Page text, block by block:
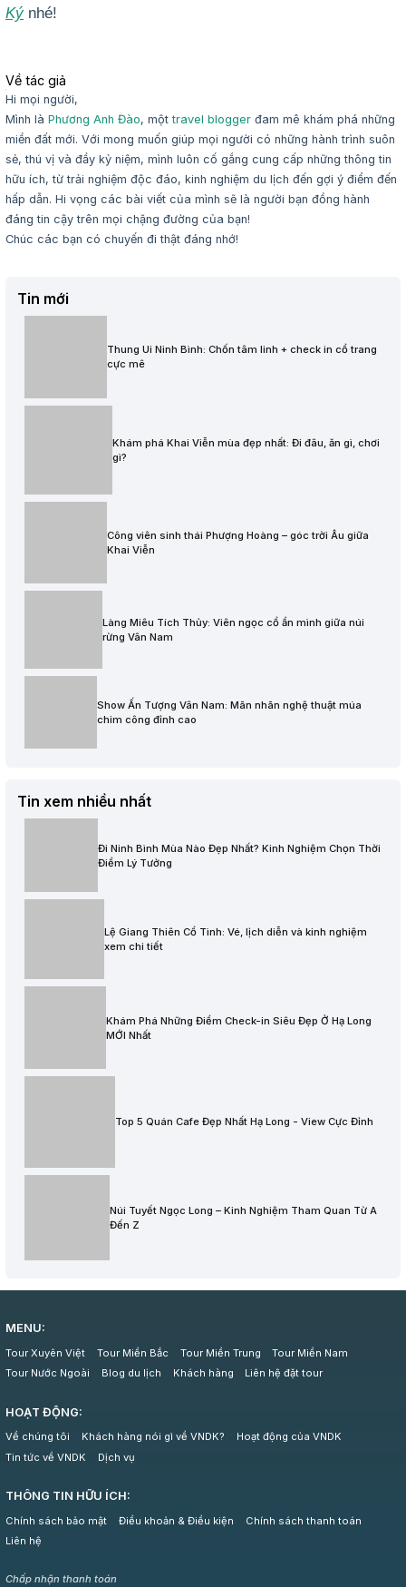
Kýnhé!
Về tác giả
Hi mọi người,
Mình là Phương Anh Đào, một travel blogger đam mê khám phá những
miền đất mới. Với mong muốn giúp mọi người có những hành trình suôn
sẻ, thú vị và đầy kỷ niệm, mình luôn cố gắng cung cấp những thông tin
hữu ích, từ trải nghiệm độc đáo, kinh nghiệm du lịch đến gợi ý điểm đến
hấp dẫn. Hi vọng các bài viết của mình sẽ là người bạn đồng hành
đáng tin cậy trên mọi chặng đường của bạn!
Chúc các bạn có chuyến đi thật đáng nhớ!
Tin mới
Thung Ui Ninh Bình: Chốn tâm linh + check in cổ trang
cực mê
Khám phá Khai Viễn mùa đẹp nhất: Đi đâu, ăn gì, chơi
gì?
Công viên sinh thái Phượng Hoàng – góc trời Âu giữa
Khai Viễn
Làng Miêu Tích Thủy: Viên ngọc cổ ẩn mình giữa núi
rừng Vân Nam
Show Ấn Tượng Vân Nam: Mãn nhãn nghệ thuật múa
chim công đỉnh cao
Tin xem nhiều nhất
Đi Ninh Bình Mùa Nào Đẹp Nhất? Kinh Nghiệm Chọn Thời
Điểm Lý Tưởng
Lệ Giang Thiên Cổ Tình: Vé, lịch diễn và kinh nghiệm
xem chi tiết
Khám Phá Những Điểm Check-in Siêu Đẹp Ở Hạ Long
MỚI Nhất
Top 5 Quán Cafe Đẹp Nhất Hạ Long - View Cực Đỉnh
Núi Tuyết Ngọc Long – Kinh Nghiệm Tham Quan Từ A
Đến Z
MENU:
Tour Xuyên Việt Tour Miền Bắc Tour Miền Trung
Tour Miền Nam
Tour Nước Ngoài
Blog du lịch Khách hàng Liên hệ đặt tour
HOẠT ĐỘNG:
Về chúng tôi Khách hàng nói gì về VNDK?
Hoạt động của VNDK
Tin tức về VNDK
Dịch vụ
THÔNG TIN HỮU ÍCH:
Chính sách bảo mật Điều khoản & Điều kiện
Chính sách thanh toán
Liên hệ
Chấp nhận thanh toán